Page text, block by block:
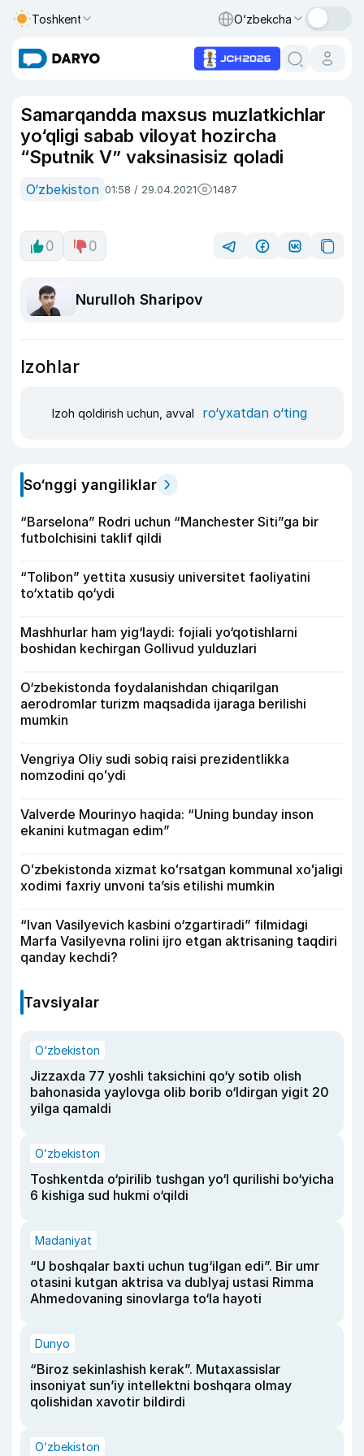
Toshkent O‘zbekcha
Samarqandda maxsus muzlatkichlar
yo‘qligi sabab viloyat hozircha
“Sputnik V” vaksinasisiz qoladi
O‘zbekiston 01:58 / 29.04.2021 1487
0 0
Nurulloh Sharipov
Izohlar
Izoh qoldirish uchun, avval ro‘yxatdan o‘ting
So‘nggi yangiliklar
“Barselona” Rodri uchun “Manchester Siti”ga bir
futbolchisini taklif qildi
“Tolibon” yettita xususiy universitet faoliyatini
to‘xtatib qo‘ydi
Mashhurlar ham yig‘laydi: fojiali yo‘qotishlarni
boshidan kechirgan Gollivud yulduzlari
O‘zbekistonda foydalanishdan chiqarilgan
aerodromlar turizm maqsadida ijaraga berilishi
mumkin
Vengriya Oliy sudi sobiq raisi prezidentlikka
nomzodini qoʻydi
Valverde Mourinyo haqida: “Uning bunday inson
ekanini kutmagan edim”
Oʻzbekistonda xizmat koʻrsatgan kommunal xoʻjaligi
xodimi faxriy unvoni taʼsis etilishi mumkin
“Ivan Vasilyevich kasbini o‘zgartiradi” filmidagi
Marfa Vasilyevna rolini ijro etgan aktrisaning taqdiri
qanday kechdi?
Tavsiyalar
O‘zbekiston
Jizzaxda 77 yoshli taksichini qo‘y sotib olish
bahonasida yaylovga olib borib o‘ldirgan yigit 20
yilga qamaldi
O‘zbekiston
Toshkentda o‘pirilib tushgan yo‘l qurilishi bo‘yicha
6 kishiga sud hukmi o‘qildi
Madaniyat
“U boshqalar baxti uchun tug‘ilgan edi”. Bir umr
otasini kutgan aktrisa va dublyaj ustasi Rimma
Ahmedovaning sinovlarga to‘la hayoti
Dunyo
“Biroz sekinlashish kerak”. Mutaxassislar
insoniyat sun’iy intellektni boshqara olmay
qolishidan xavotir bildirdi
O‘zbekiston